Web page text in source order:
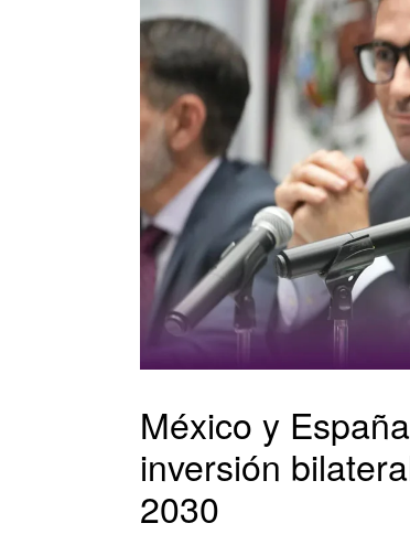
México y
inversión
2030